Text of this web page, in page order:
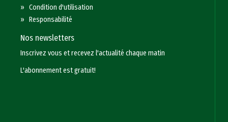
»Condition d'utilisation
»Responsabilité
Nos newsletters
Inscrivez vous et recevez l'actualité chaque matin
L'abonnement est gratuit!